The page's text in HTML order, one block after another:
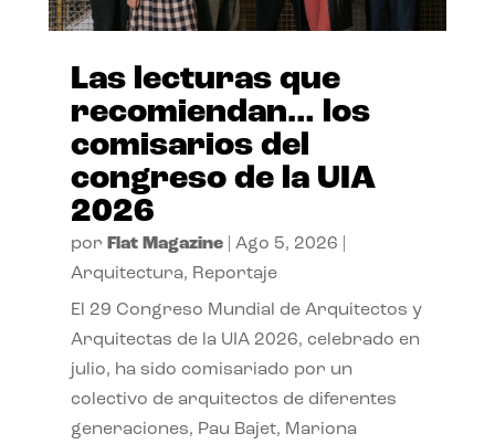
Las lecturas que
recomiendan… los
comisarios del
congreso de la UIA
2026
por Flat Magazine| Ago 5, 2026
Arquitectura, Reportaje
El 29 Congreso Mundial de Arquitectos y
Arquitectas de la UIA 2026, celebrado en
julio, ha sido comisariado por un
colectivo de arquitectos de diferentes
generaciones, Pau Bajet, Mariona